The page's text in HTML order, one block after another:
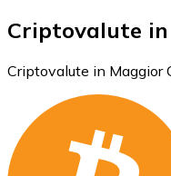
Criptovalute
Criptovalute in Maggior